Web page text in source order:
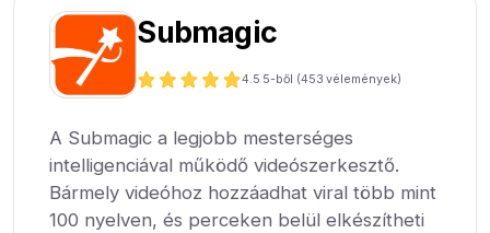
Submagic
4.5 5-ből (453 vélemények)
A Submagic a legjobb mesterséges
intelligenciával működő videószerkesztő.
Bármely videóhoz hozzáadhat viral több mint
100 nyelven, és perceken belül elkészítheti